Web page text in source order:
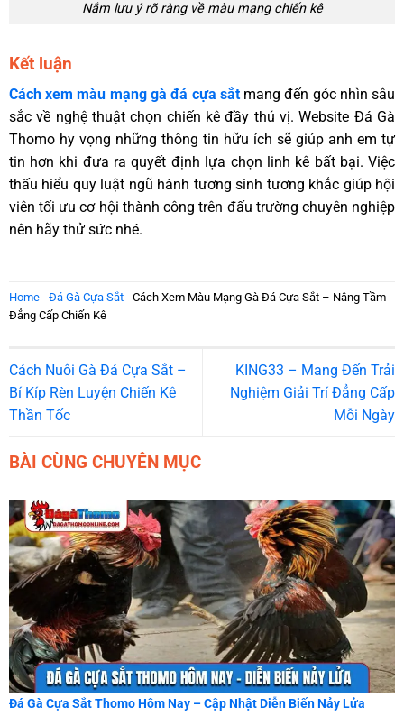
Nắm lưu ý rõ ràng về màu mạng chiến kê
Kết luận
Cách xem màu mạng gà đá cựa sắtmang đến góc nhìn sâu
sắc về nghệ thuật chọn chiến kê đầy thú vị. Website Đá Gà
Thomo hy vọng những thông tin hữu ích sẽ giúp anh em tự
tin hơn khi đưa ra quyết định lựa chọn linh kê bất bại. Việc
thấu hiểu quy luật ngũ hành tương sinh tương khắc giúp hội
viên tối ưu cơ hội thành công trên đấu trường chuyên nghiệp
nên hãy thử sức nhé.
Home- Đá Gà Cựa Sắt- Cách Xem Màu Mạng Gà Đá Cựa Sắt – Nâng Tầm
Đẳng Cấp Chiến Kê
Cách Nuôi Gà Đá Cựa Sắt –
Bí Kíp Rèn Luyện Chiến Kê
Thần Tốc
KING33 – Mang Đến Trải
Nghiệm Giải Trí Đẳng Cấp
Mỗi Ngày
BÀI CÙNG CHUYÊN MỤC
Đá Gà Cựa Sắt Thomo Hôm Nay – Cập Nhật Diễn Biến Nảy Lửa